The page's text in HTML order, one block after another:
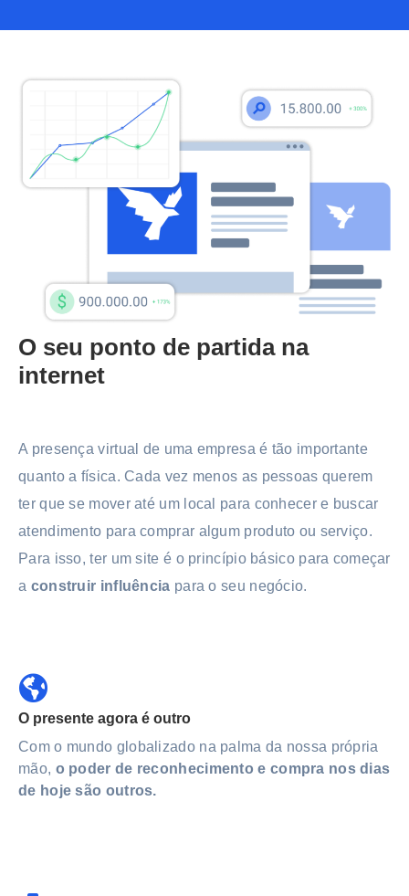
O seu ponto de partida na
internet
A presença virtual de uma empresa é tão importante
quanto a física. Cada vez menos as pessoas querem
ter que se mover até um local para conhecer e buscar
atendimento para comprar algum produto ou serviço.
Para isso, ter um site é o princípio básico para começar
a construir influência para o seu negócio.
O presente agora é outro
Com o mundo globalizado na palma da nossa própria
mão, o poder de reconhecimento e compra nos dias
de hoje são outros.